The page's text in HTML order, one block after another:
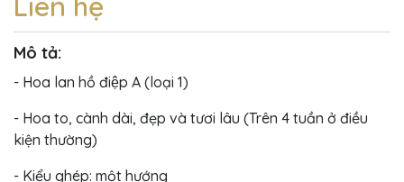
Mô tả:
- Hoa lan hồ điệp A (loại 1)
- Hoa to, cành dài, đẹp và tươi lâu (Trên 4 tuần ở điều
kiện thường)
- Kiểu ghép: một hướng